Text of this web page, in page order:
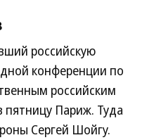
российскую
конференции по
российским
Париж. Туда
Сергей Шойгу.